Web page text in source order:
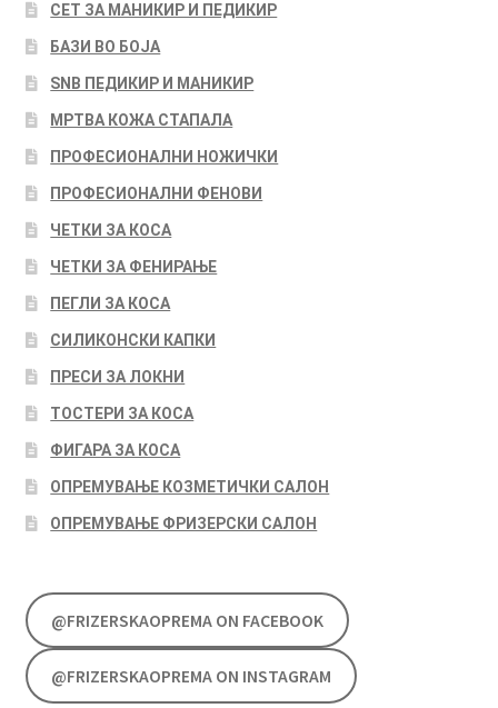
СЕТ ЗА МАНИКИР И ПЕДИКИР
БАЗИ ВО БОЈА
SNB ПЕДИКИР И МАНИКИР
МРТВА КОЖА СТАПАЛА
ПРОФЕСИОНАЛНИ НОЖИЧКИ
ПРОФЕСИОНАЛНИ ФЕНОВИ
ЧЕТКИ ЗА КОСА
ЧЕТКИ ЗА ФЕНИРАЊЕ
ПЕГЛИ ЗА КОСА
СИЛИКОНСКИ КАПКИ
ПРЕСИ ЗА ЛОКНИ
ТОСТЕРИ ЗА КОСА
ФИГАРА ЗА КОСА
ОПРЕМУВАЊЕ КОЗМЕТИЧКИ САЛОН
ОПРЕМУВАЊЕ ФРИЗЕРСКИ САЛОН
@FRIZERSKAOPREMA ON FACEBOOK
@FRIZERSKAOPREMA ON INSTAGRAM